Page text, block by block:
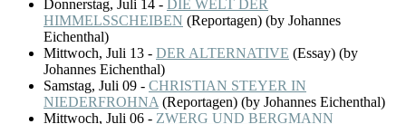
Donnerstag, Juli 14 - DIE WELT DER
HIMMELSSCHEIBEN (Reportagen) (by Johannes
Eichenthal)
Mittwoch, Juli 13 - DER ALTERNATIVE (Essay) (by
Johannes Eichenthal)
Samstag, Juli 09 - CHRISTIAN STEYER IN
NIEDERFROHNA (Reportagen) (by Johannes Eichenthal)
Mittwoch, Juli 06 - ZWERG UND BERGMANN